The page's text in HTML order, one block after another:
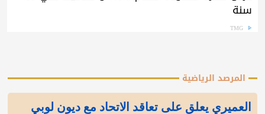
سنة
TMG
المرصد الرياضية
العميري يعلق على تعاقد الاتحاد مع ديون لوبي